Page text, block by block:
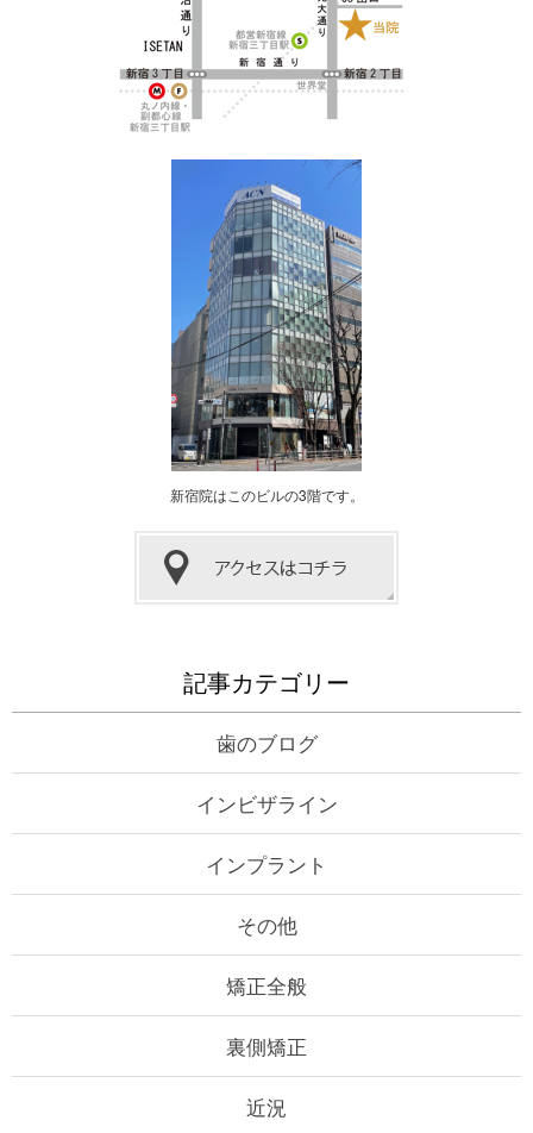
新宿院はこのビルの3階です。
記事カテゴリー
歯のブログ
インビザライン
インプラント
その他
矯正全般
裏側矯正
近況